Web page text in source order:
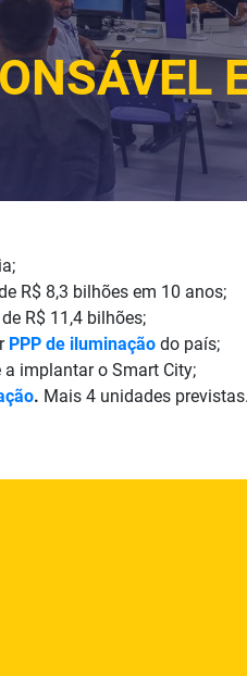
R$ 8,3 bilhões em 10 anos;
R$ 11,4 bilhões;
PPP de iluminação do país;
implantar o Smart City;
. Mais 4 unidades previstas.